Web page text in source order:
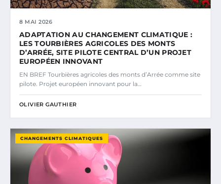
8 MAI 2026
ADAPTATION AU CHANGEMENT CLIMATIQUE :
LES TOURBIÈRES AGRICOLES DES MONTS
D’ARRÉE, SITE PILOTE CENTRAL D’UN PROJET
EUROPÉEN INNOVANT
EN BREF Tourbières agricoles des monts d’Arrée comme site
pilote. Projet européen innovant pour la…
OLIVIER GAUTHIER
CHANGEMENTS CLIMATIQUES